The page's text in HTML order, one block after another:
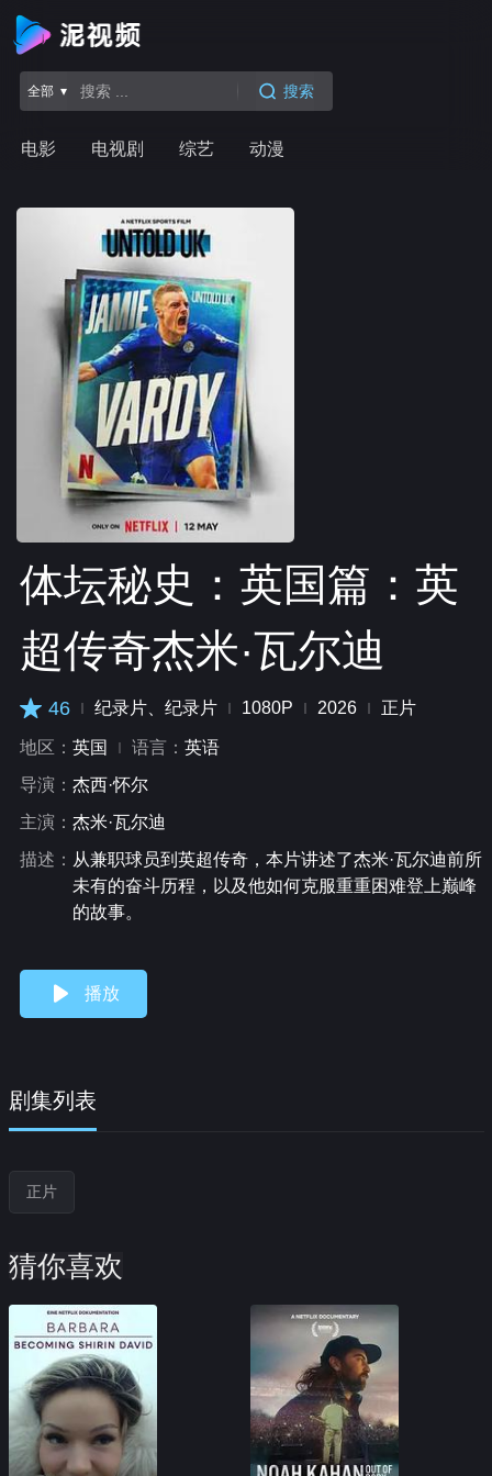
电影 电视剧 综艺 动漫
全部 ▾ 搜索
体坛秘史：英国篇：英
超传奇杰米·瓦尔迪
46 纪录片、纪录片 1080P 2026 正片
地区： 英国 语言： 英语
导演： 杰西·怀尔
主演： 杰米·瓦尔迪
描述： 从兼职球员到英超传奇，本片讲述了杰米·瓦尔迪前所
未有的奋斗历程，以及他如何克服重重困难登上巅峰
的故事。
播放
剧集列表
正片
猜你喜欢